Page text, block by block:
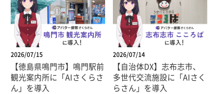
2026/07/15
【徳島県鳴門市】鳴門駅前
観光案内所に「AIさくらさ
ん」を導入
2026/07/14
【自治体DX】志布志市、
多世代交流施設に「AIさく
らさん」を導入